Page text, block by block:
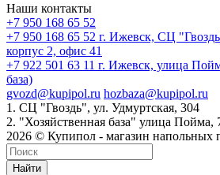
Наши контакты
+7 950 168 65 52
+7 950 168 65 52 г. Ижевск, СЦ
корпус 2, офис 41
+7 922 501 63 11 г. Ижевск, улица
база)
gvozd@kupipol.ru hozbaza@kupipol.ru
1. СЦ "Гвоздь", ул. Удмуртская, 304
2. "Хозяйственная база" улица Пойма,
2026 © Купипол - магазин напольных
Найти